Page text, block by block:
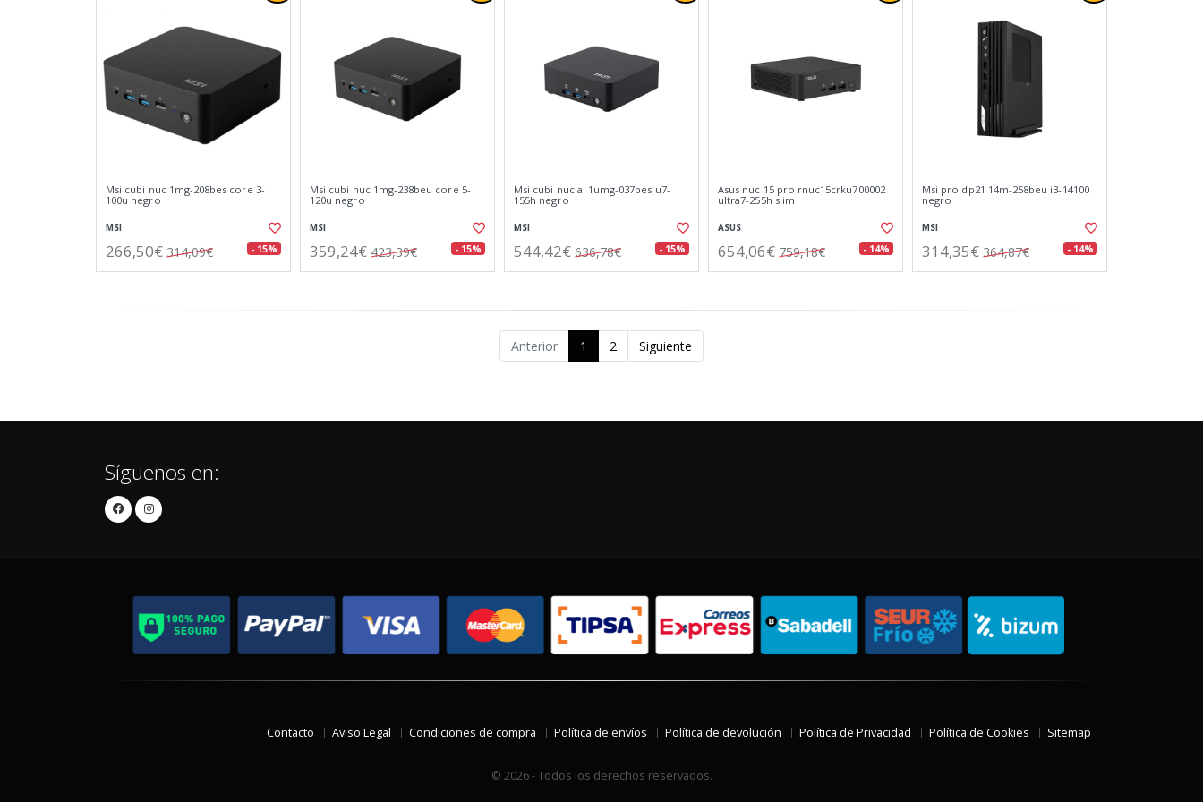
Msi cubi nuc 1mg-208bes core 3-
100u negro
MSI
266,50€ 314,09€ - 15%
Msi cubi nuc 1mg-238beu core 5-
120u negro
MSI
359,24€ 423,39€ - 15%
Msi cubi nuc ai 1umg-037bes u7-
155h negro
MSI
544,42€ 636,78€ - 15%
Asus nuc 15 pro rnuc15crku700002
ultra7-255h slim
ASUS
654,06€ 759,18€ - 14%
Msi pro dp21 14m-258beu i3-14100
negro
MSI
314,35€ 364,87€ - 14%
Anterior 1 2 Siguiente
Síguenos en:
Contacto Aviso Legal Condiciones de compra Política de envíos Política de devolución Política de Privacidad Política de Cookies Sitemap
© 2026 - Todos los derechos reservados.